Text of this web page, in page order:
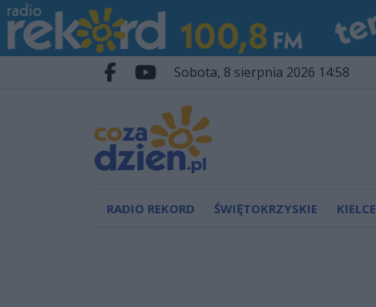
Przejdź do głównych treści
Przejdź do wyszukiwarki
Przejdź do głównego menu
Facebook.com
Youtube.com
sobota, 8 sierpnia 2026 14:58
RADIO REKORD ŚWIĘTOKRZYSKIE KIELCE